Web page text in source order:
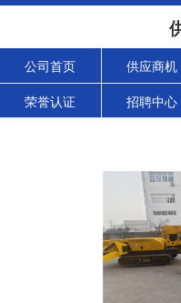
公司首页 供应商机
荣誉认证 招聘中心